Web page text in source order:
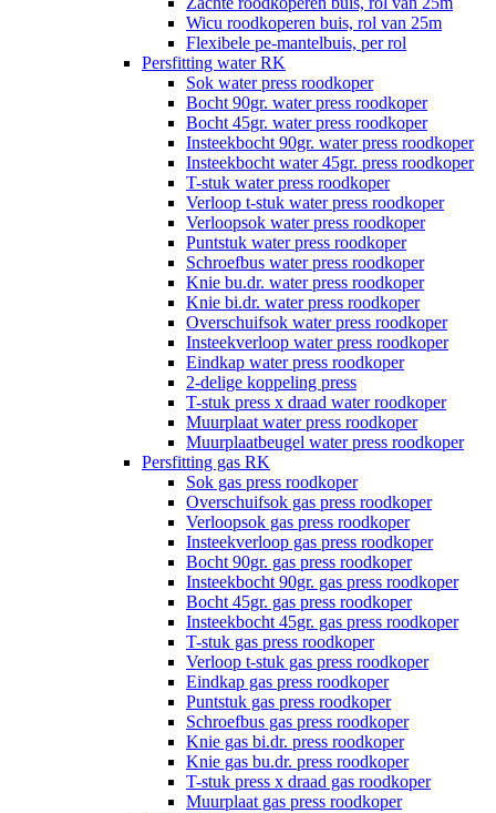
Wicu roodkoperen buis, rol van 25m
Flexibele pe-mantelbuis, per rol
Persfitting water RK
Sok water press roodkoper
Bocht 90gr. water press roodkoper
Bocht 45gr. water press roodkoper
Insteekbocht 90gr. water press roodkoper
Insteekbocht water 45gr. press roodkoper
T-stuk water press roodkoper
Verloop t-stuk water press roodkoper
Verloopsok water press roodkoper
Puntstuk water press roodkoper
Schroefbus water press roodkoper
Knie bu.dr. water press roodkoper
Knie bi.dr. water press roodkoper
Overschuifsok water press roodkoper
Insteekverloop water press roodkoper
Eindkap water press roodkoper
2-delige koppeling press
T-stuk press x draad water roodkoper
Muurplaat water press roodkoper
Muurplaatbeugel water press roodkoper
Persfitting gas RK
Sok gas press roodkoper
Overschuifsok gas press roodkoper
Verloopsok gas press roodkoper
Insteekverloop gas press roodkoper
Bocht 90gr. gas press roodkoper
Insteekbocht 90gr. gas press roodkoper
Bocht 45gr. gas press roodkoper
Insteekbocht 45gr. gas press roodkoper
T-stuk gas press roodkoper
Verloop t-stuk gas press roodkoper
Eindkap gas press roodkoper
Puntstuk gas press roodkoper
Schroefbus gas press roodkoper
Knie gas bi.dr. press roodkoper
Knie gas bu.dr. press roodkoper
T-stuk press x draad gas roodkoper
Muurplaat gas press roodkoper